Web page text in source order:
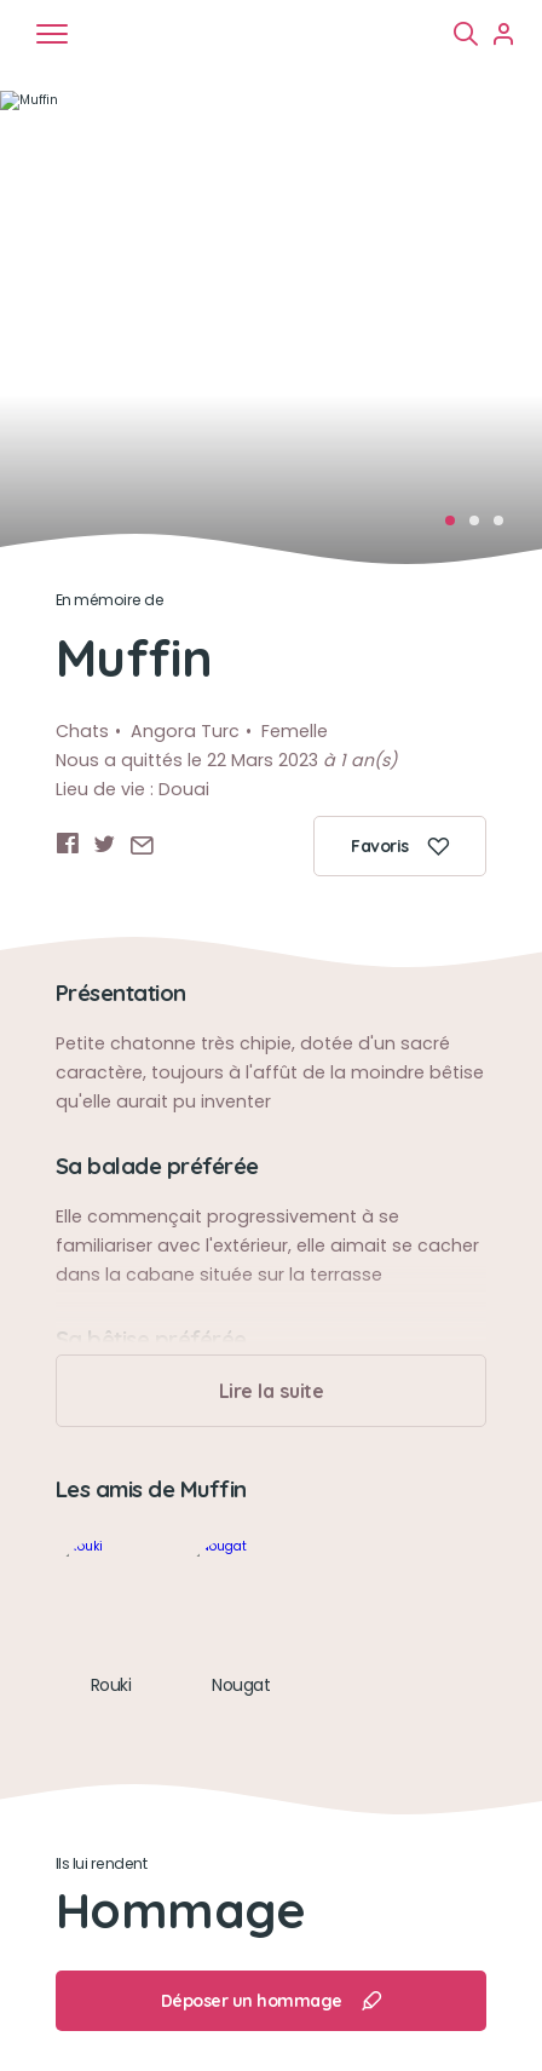
En mémoire de
Muffin
Chats Angora Turc
Femelle
Nous a quittés le 22 Mars 2023 à 1 an(s)
Lieu de vie : Douai
Favoris
Présentation
Petite chatonne très chipie, dotée d'un sacré
caractère, toujours à l'affût de la moindre bêtise
qu'elle aurait pu inventer
Sa balade préférée
Elle commençait progressivement à se
familiariser avec l'extérieur, elle aimait se cacher
dans la cabane située sur la terrasse
Sa bêtise préférée
Grimper sur le plan de travail de la cuisine et
faire le ménage à sa façon. Percer les briques de
C'était une grande bavarde, une meneuse, une
Son jouet préféré
Son loisir préféré
Lire la suite
Les amis de Muffin
Rouki Nougat
Ils lui rendent
Hommage
Déposer un hommage